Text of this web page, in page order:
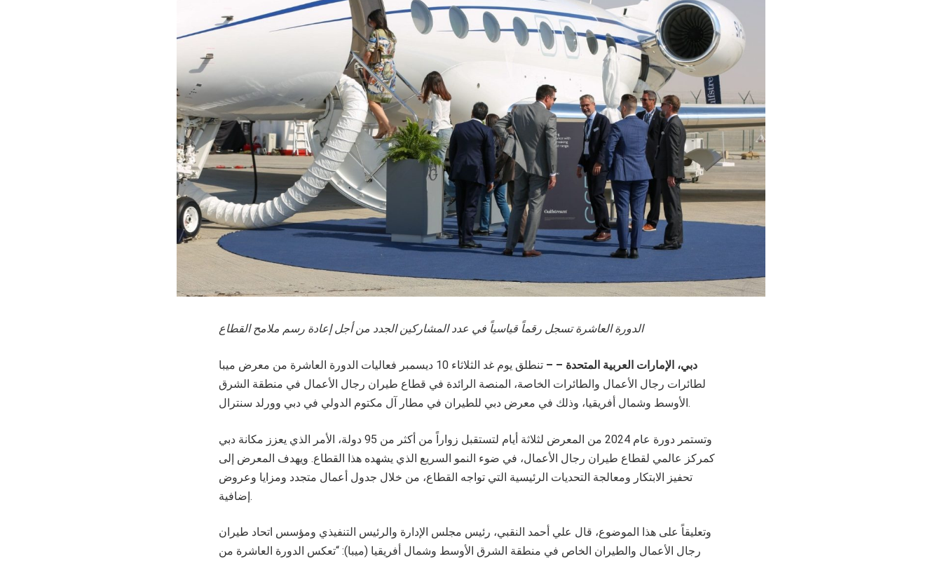
الدورة العاشرة تسجل رقماً قياسياً في عدد المشاركين الجدد من أجل إعادة رسم ملامح القطاع
دبي، الإمارات العربية المتحدة – –
تنطلق يوم غد الثلاثاء 10 ديسمبر فعاليات الدورة العاشرة من معرض ميبا
لطائرات رجال الأعمال والطائرات الخاصة، المنصة الرائدة في قطاع طيران رجال الأعمال في منطقة الشرق
الأوسط وشمال أفريقيا، وذلك في معرض دبي للطيران في مطار آل مكتوم الدولي في دبي وورلد سنترال.
وتستمر دورة عام 2024 من المعرض لثلاثة أيام لتستقبل زواراً من أكثر من 95 دولة، الأمر الذي يعزز مكانة دبي
كمركز عالمي لقطاع طيران رجال الأعمال، في ضوء النمو السريع الذي يشهده هذا القطاع. ويهدف المعرض إلى
تحفيز الابتكار ومعالجة التحديات الرئيسية التي تواجه القطاع، من خلال جدول أعمال متجدد ومزايا وعروض
إضافية.
وتعليقاً على هذا الموضوع، قال علي أحمد النقبي، رئيس مجلس الإدارة والرئيس التنفيذي ومؤسس اتحاد طيران
رجال الأعمال والطيران الخاص في منطقة الشرق الأوسط وشمال أفريقيا (ميبا): “تعكس الدورة العاشرة من